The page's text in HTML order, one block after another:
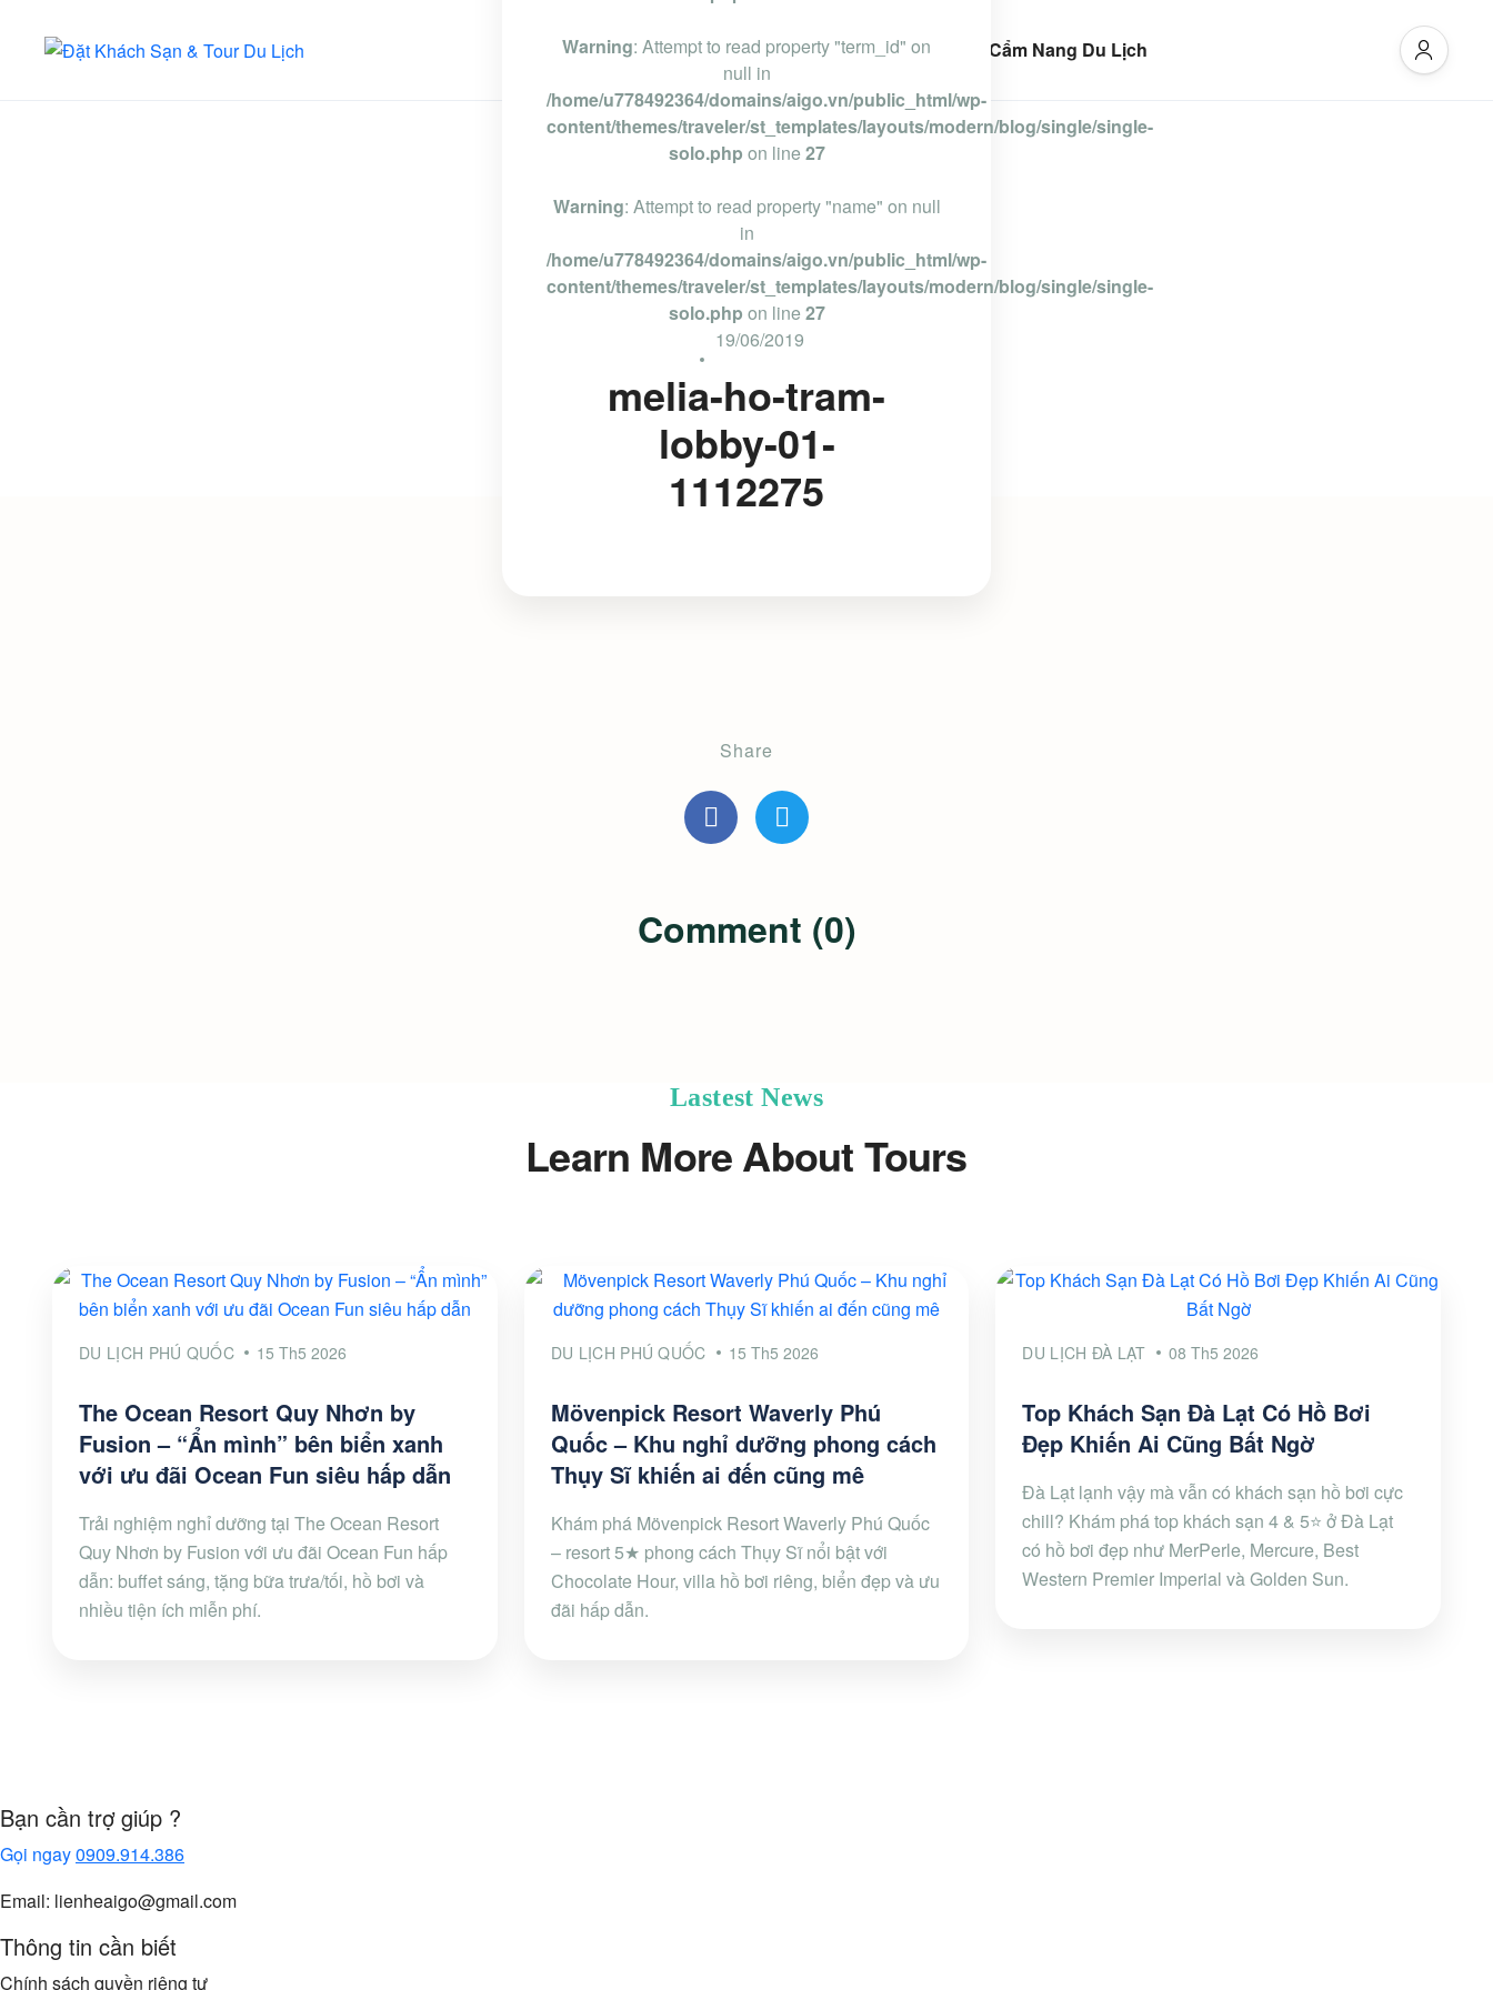
Vũng Tàu Phan Thiết Nha Trang Đà Lạt Cẩm Nang Du Lịch
Warning: Attempt to read property "term_id" on
null in
/home/u778492364/domains/aigo.vn/public_html/wp-
content/themes/traveler/st_templates/layouts/modern/blog/single/single-
solo.php on line 27
Warning: Attempt to read property "name" on null
in
/home/u778492364/domains/aigo.vn/public_html/wp-
content/themes/traveler/st_templates/layouts/modern/blog/single/single-
solo.php on line 27
19/06/2019
melia-ho-tram-
lobby-01-
1112275
Share
Comment (0)
Lastest News
Learn More About Tours
DU LỊCH PHÚ QUỐC 15 Th5 2026
The Ocean Resort Quy Nhơn by
Fusion – “Ẩn mình” bên biển xanh
với ưu đãi Ocean Fun siêu hấp dẫn
Trải nghiệm nghỉ dưỡng tại The Ocean Resort
Quy Nhơn by Fusion với ưu đãi Ocean Fun hấp
dẫn: buffet sáng, tặng bữa trưa/tối, hồ bơi và
nhiều tiện ích miễn phí.
DU LỊCH PHÚ QUỐC 15 Th5 2026
Mövenpick Resort Waverly Phú
Quốc – Khu nghỉ dưỡng phong cách
Thụy Sĩ khiến ai đến cũng mê
Khám phá Mövenpick Resort Waverly Phú Quốc
– resort 5★ phong cách Thụy Sĩ nổi bật với
Chocolate Hour, villa hồ bơi riêng, biển đẹp và ưu
đãi hấp dẫn.
DU LỊCH ĐÀ LẠT 08 Th5 2026
Top Khách Sạn Đà Lạt Có Hồ Bơi
Đẹp Khiến Ai Cũng Bất Ngờ
Đà Lạt lạnh vậy mà vẫn có khách sạn hồ bơi cực
chill? Khám phá top khách sạn 4 & 5⭐ ở Đà Lạt
có hồ bơi đẹp như MerPerle, Mercure, Best
Western Premier Imperial và Golden Sun.
Bạn cần trợ giúp ?
Gọi ngay0909.914.386
Email: lienheaigo@gmail.com
Thông tin cần biết
Chính sách quyền riêng tư